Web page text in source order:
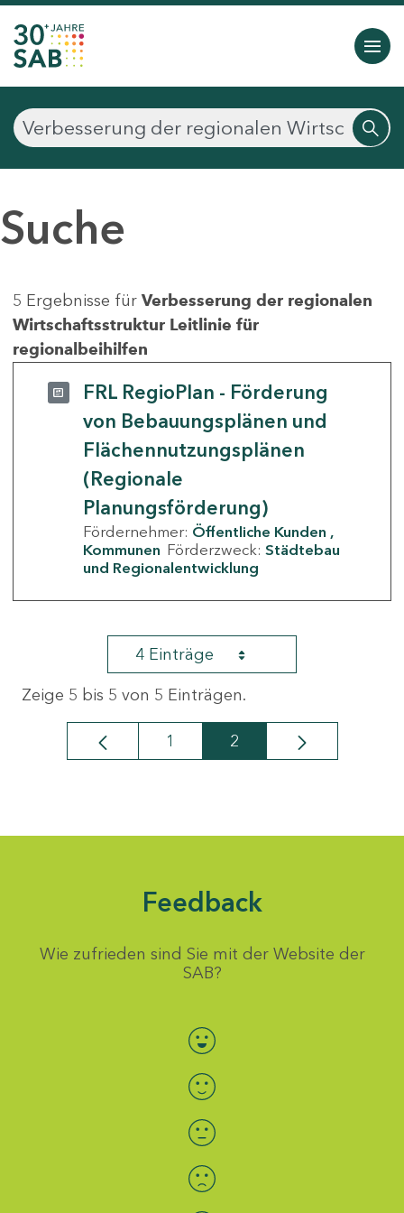
Suche
5 Ergebnisse für Verbesserung der regionalen
Wirtschaftsstruktur Leitlinie für
regionalbeihilfen
FRL RegioPlan - Förderung
von Bebauungsplänen und
Flächennutzungsplänen
(Regionale
Planungsförderung)
Fördernehmer: Öffentliche Kunden
Kommunen Förderzweck: Städtebau
und Regionalentwicklung
4 Einträge
Zeige 5 bis 5 von 5 Einträgen.
Seite
1 Seite
2
Feedback
Wie zufrieden sind Sie mit der Website der
SAB?
Bewertung auswählen